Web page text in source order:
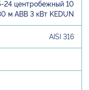
24 центробежный 10
м ABB 3 кВт KEDUN
AISI 316